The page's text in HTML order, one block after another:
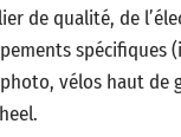
de qualité, de
spécifiques
vélos haut de